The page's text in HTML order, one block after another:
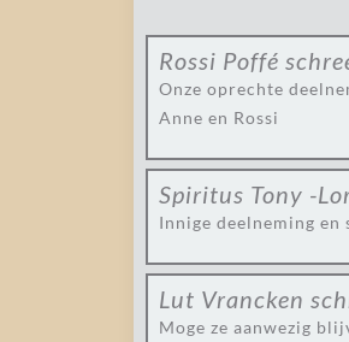
Rossi Poffé
Onze oprechte
Anne en Rossi
Spiritus Tony -
Innige deelneming
Lut Vrancken
Moge ze aanwezig